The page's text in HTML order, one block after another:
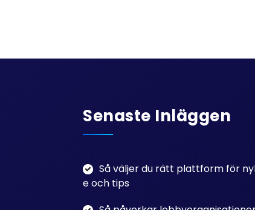
Senaste Inläggen
Så väljer du rätt plattform för
e och tips